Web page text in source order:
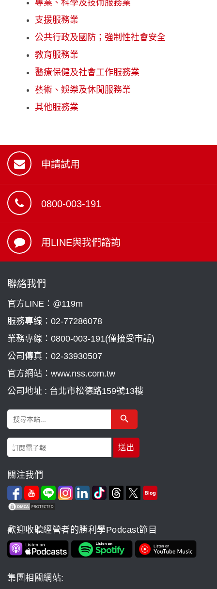
專業、科學及技術服務業
支援服務業
公共行政及國防；強制性社會安全
教育服務業
醫療保健及社會工作服務業
藝術、娛樂及休閒服務業
其他服務業
申請試用
0800-003-191
用LINE與我們諮詢
聯絡我們
官方LINE：@119m
服務專線： 02-77286078
業務專線： 0800-003-191(僅接受市話)
公司傳真：02-33930507
官方網站：www.nss.com.tw
公司地址 : 台北市松德路159號13樓
Search
for:
Search Button
關注我們
歡迎收聽經營者的勝利學Podcast節目
集團相關網站: